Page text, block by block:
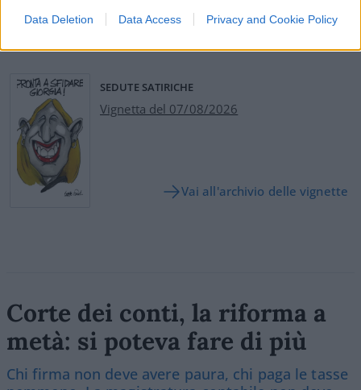
Data Deletion Data Access Privacy and Cookie Policy
Leggi i commenti
SEDUTE SATIRICHE
Vignetta del 07/08/2026
Vai all'archivio delle vignette
Corte dei conti, la riforma a
metà: si poteva fare di più
Chi firma non deve avere paura, chi paga le tasse